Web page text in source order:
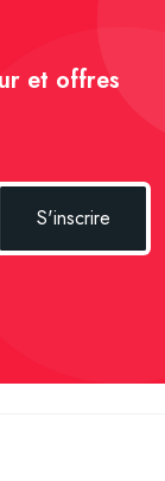
et offres
S'inscrire